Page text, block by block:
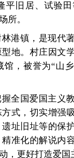
平旧居、试验
所。
港镇，是现代
地。村庄因文
，被誉为“山
全国爱国主义
式，切实增强
址旧址等的保
准化的解说内
，更好打造爱国